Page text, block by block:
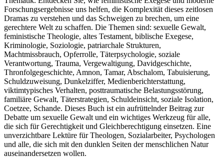
Forschungsergebnisse uns helfen, die Komplexität dieses zeitlosen
Dramas zu verstehen und das Schweigen zu brechen, um eine
gerechtere Welt zu schaffen. Die Themen sind: sexuelle Gewalt,
feministische Theologie, altes Testament, biblische Exegese,
Kriminologie, Soziologie, patriarchale Strukturen,
Machtmissbrauch, Opferrolle, Täterpsychologie, soziale
Verantwortung, Trauma, Vergewaltigung, Davidgeschichte,
Thronfolgegeschichte, Amnon, Tamar, Abschalom, Tabuisierung,
Schuldzuweisung, Dunkelziffer, Medienberichterstattung,
viktimtypisches Verhalten, posttraumatische Belastungsstörung,
familiäre Gewalt, Täterstrategien, Schuldeinsicht, soziale Isolation,
Coetzee, Schande. Dieses Buch ist ein aufrüttelnder Beitrag zur
Debatte um sexuelle Gewalt und ein wichtiges Werkzeug für alle,
die sich für Gerechtigkeit und Gleichberechtigung einsetzen. Eine
unverzichtbare Lektüre für Theologen, Sozialarbeiter, Psychologen
und alle, die sich mit den dunklen Seiten der menschlichen Natur
auseinandersetzen wollen.